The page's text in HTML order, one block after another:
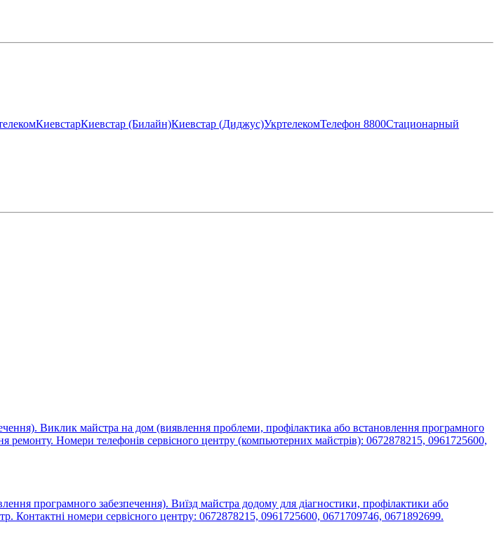
КиевстарКиевстар (Билайн)Киевстар (Диджус)УкртелекомТелефон 8800Стационарный
Виклик майстра на дом (виявлення проблеми, профілактика або встановлення програмного
ремонту. Номери телефонів сервісного центру (компьютерних майстрів): 0672878215, 0961725600,
програмного забезпечення). Виїзд майстра додому для діагностики, профілактики або
Контактні номери сервісного центру: 0672878215, 0961725600, 0671709746, 0671892699.